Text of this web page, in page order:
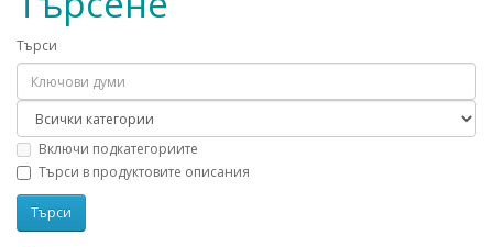
Търси
Включи подкатегориите
Търси в продуктовите описания